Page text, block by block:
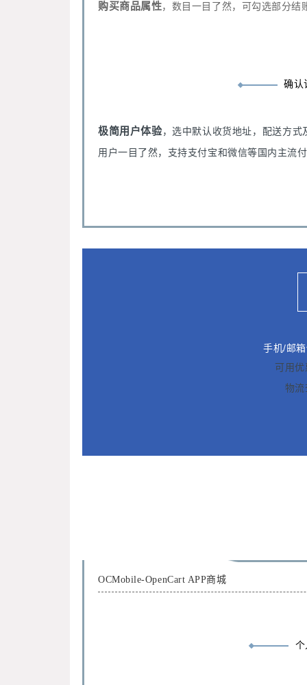
购买商品属性，数目一目了然，可勾选部分结
确认
极简用户体验，选中默认收货地址，配送方式
用户一目了然，支持支付宝和微信等国内主流付
手机/邮
可用
物流
OCMobile-OpenCart APP商城
个